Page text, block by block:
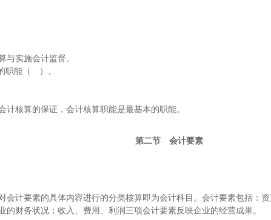
实施会计监督。
职能（ ）。
核算的保证，会计核算职能是最基本的职能。
第二节 会计要素
计要素的具体内容进行的分类核算即为会计科目。 会计要素包括：
财务状况；收入、费用、利润三项会计要素反映企业的经营成果。